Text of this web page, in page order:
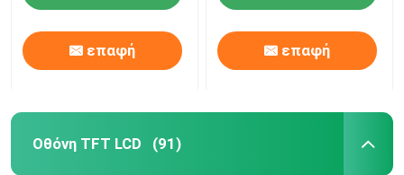
επαφή επαφή
Οθόνη TFT LCD (91)